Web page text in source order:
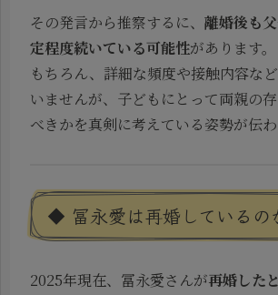
その発言から推察するに、 離婚後も
定程度続いている可能性があります。
もちろん、詳細な頻度や接触内容な
いませんが、子どもにとって両親の
べきかを真剣に考えている姿勢が伝わ
◆ 冨永愛は再婚しているの
2025年現在、冨永愛さんが再婚した